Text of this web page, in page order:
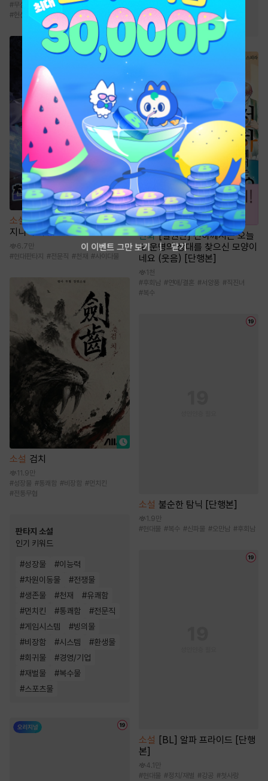
#무심수 #까칠공 #친구>연인
#헌신수
소설 초전도체 운석으로 천재 엔
지니어 각성
6.7만
#현대판타지 #전문직 #천재 #사이다물
소설 검치
11.9만
#성장물 #통쾌함 #비장함 #먼치킨
#전통무협
판타지 소설
인기 키워드
#성장물 #이능력
#차원이동물 #전쟁물
#생존물 #천재 #유쾌함
#먼치킨 #통쾌함 #전문직
#게임시스템 #빙의물
#비장함 #시스템 #환생물
#회귀물 #경영/기업
#재벌물 #복수물
#스포츠물
#친구>연인 #힐링물
#서양풍
만화 [일권만] 전하께서는 오늘
도 운명의 상대를 찾으신 모양이
네요 (웃음) [단행본]
1천
#후회남 #연애/결혼 #서양풍 #직진녀
#복수
소설 불순한 탐닉 [단행본]
1.9만
#현대물 #복수 #신파물 #오만남 #후회남
소설
[BL] 알파 프라이드 [단행
본]
4.1만
#현대물 #정치/재벌 #강공 #첫사랑
이 이벤트 그만 보기 닫기